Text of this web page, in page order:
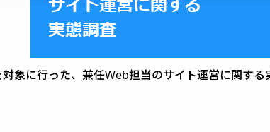
象に行った、兼任Web担当のサイト運営に関する